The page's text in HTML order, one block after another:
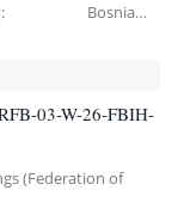
Bosnia…
03-W-26-FBIH-
(Federation of